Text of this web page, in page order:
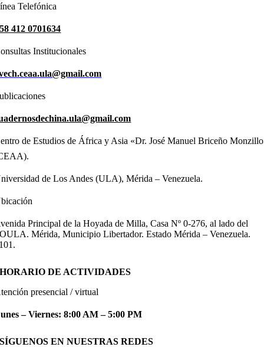
Telefónica
412 0701634
Institucionales
de Estudios de África y Asia «Dr. José Manuel Briceño
de Los Andes (ULA), Mérida – Venezuela.
Principal de la Hoyada de Milla, Casa Nº 0-276, al lado del
Mérida, Municipio Libertador. Estado Mérida – Venezuela.
HORARIO DE ACTIVIDADES
presencial / virtual
– Viernes: 8:00 AM – 5:00 PM
SÍGUENOS EN NUESTRAS REDES